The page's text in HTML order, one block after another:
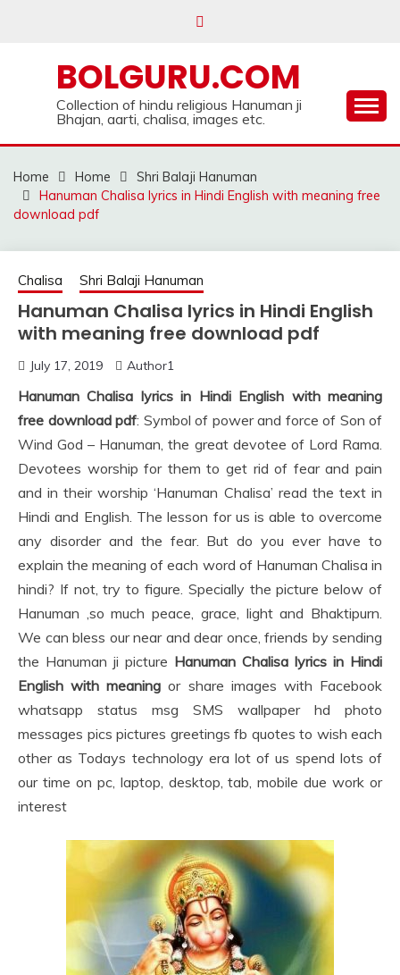
BOLGURU.COM
Collection of hindu religious Hanuman ji
Bhajan, aarti, chalisa, images etc.
Home Home
Shri Balaji Hanuman
Hanuman Chalisa lyrics in Hindi English with meaning free
download pdf
Chalisa Shri Balaji Hanuman
Hanuman Chalisa lyrics in Hindi English
with meaning free download pdf
July 17, 2019 Author1
Hanuman Chalisa lyrics in Hindi English with meaning
free download pdf: Symbol of power and force of Son of
Wind God – Hanuman, the great devotee of Lord Rama.
Devotees worship for them to get rid of fear and pain
and in their worship ‘Hanuman Chalisa’ read the text in
Hindi and English. The lesson for us is able to overcome
any disorder and the fear. But do you ever have to
explain the meaning of each word of Hanuman Chalisa in
hindi? If not, try to figure. Specially the picture below of
Hanuman ,so much peace, grace, light and Bhaktipurn.
We can bless our near and dear once, friends by sending
the Hanuman ji picture Hanuman Chalisa lyrics in Hindi
English with meaningor share images with Facebook
whatsapp status msg SMS wallpaper hd photo
messages pics pictures greetings fb quotes to wish each
other as Todays technology era lot of us spend lots of
our time on pc, laptop, desktop, tab, mobile due work or
interest